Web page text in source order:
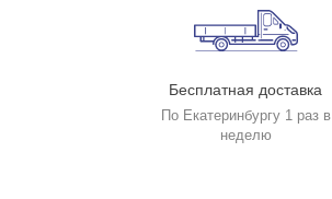
Бесплатная доставка
По Екатеринбургу 1 раз в
неделю